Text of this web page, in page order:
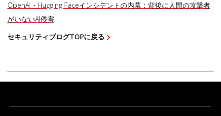
OpenAI・Hugging Faceインシデントの内幕：背後に人間の攻撃者
がいないAI侵害
セキュリティブログTOPに戻る